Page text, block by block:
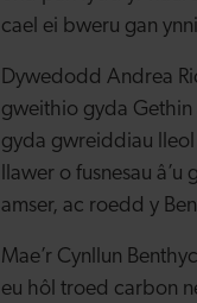
cael ei bweru gan
Dywedodd Andrea
gweithio gyda Gethin
gyda gwreiddiau
llawer o fusnesau
amser, ac roedd y
Mae’r Cynllun
eu hôl troed carbon